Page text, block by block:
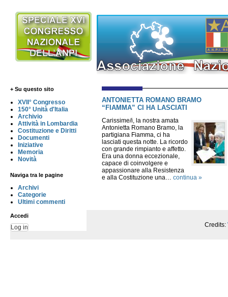
+ Su questo sito
XVII° Congresso
150° Unità d'Italia
Archivio
Attività in Lombardia
Costituzione e Diritti
Documenti
Iniziative
Memoria
Novità
Naviga tra le pagine
Archivi
Categorie
Ultimi commenti
Accedi
Log in
ANTONIETTA ROMANO BRAMO
“FIAMMA” CI HA LASCIATI
Carissime/i, la nostra amata
Antonietta Romano Bramo, la
partigiana Fiamma, ci ha
lasciati questa notte. La ricordo
con grande rimpianto e affetto.
Era una donna eccezionale,
capace di coinvolgere e
appassionare alla Resistenza
e alla Costituzione una… continua »
Credits: